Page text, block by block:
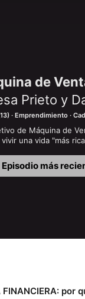
de
Prieto y
Emprendimiento
de Máquina de
vivir una vida "más
Episodio más